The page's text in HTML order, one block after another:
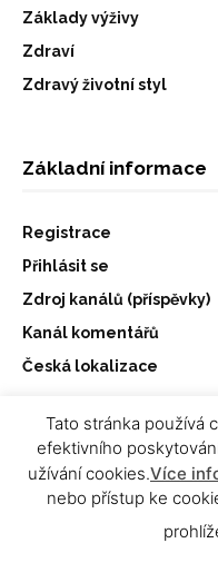
Základy výživy
Zdraví
Zdravý životní styl
Základní informace
Registrace
Přihlásit se
Zdroj kanálů (příspěvky)
Kanál komentářů
Česká lokalizace
FOLLOW
Tato stránka používá
efektivního
užívání cookies.Více
nebo přístup ke